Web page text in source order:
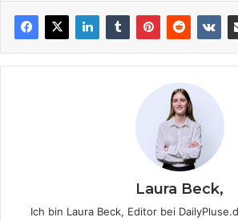
Laura Beck,
Ich bin Laura Beck, Editor bei